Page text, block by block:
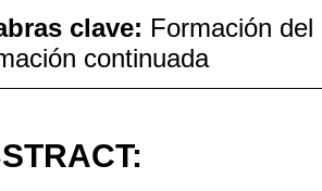
clave: Formación
continuada